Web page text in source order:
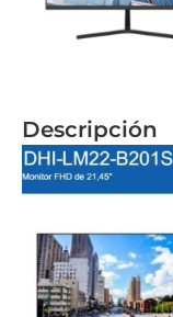
Descripción